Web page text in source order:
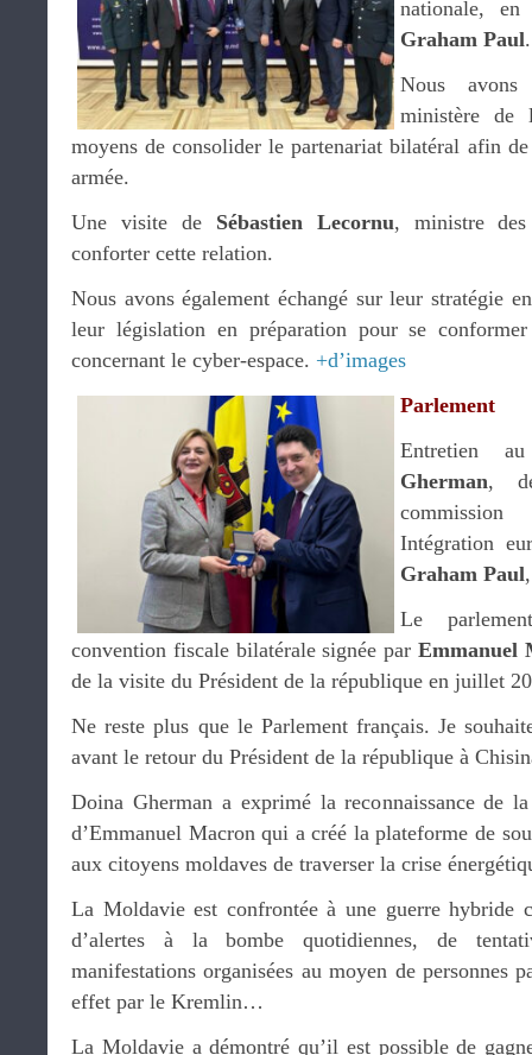
nationale, en
Graham Paul.
Nous
ministère de
moyens de consolider le partenariat bilatéral afin
armée.
Une visite de Sébastien Lecornu, ministre des
conforter cette relation.
Nous avons également échangé sur leur stratégie
leur législation en préparation pour se conformer
concernant le cyber-espace. +d’images
Parlement
Entretien
Gherman,
Intégration
Graham Paul
Le
convention fiscale bilatérale signée par Emmanuel
de la visite du Président de la république en juillet
Ne reste plus que le Parlement français. Je
avant le retour du Président de la république à
Doina Gherman a exprimé la reconnaissance de
d’Emmanuel Macron qui a créé la plateforme de
aux citoyens moldaves de traverser la crise
La Moldavie est confrontée à une guerre hybride
d’alertes à la bombe quotidiennes, de
manifestations organisées au moyen de personnes
effet par le Kremlin…
La Moldavie a démontré qu’il est possible de